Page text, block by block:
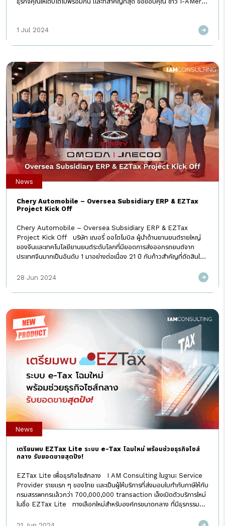
ให้บรรลุเป้าหมาย…. A Journey of Togetherness! “ก้าวไปด้วยกัน ไป
#WhenIAMPromisesIAMDelivers #IAM21st #HBDIAM
#IAMEXCITE
1 Jul 2024
Chery Automobile – Oversea Subsidiary ERP & EZTax
Project Kick Off
Chery Automobile – Oversea Subsidiary ERP & EZTax
Project Kick Off บริษัท เฌอรี่ ออโตโมบิล ผู้นำด้านยานยนต์รายใหญ่
ของจีนและเทคโนโลยียานยนต์ระดับโลกที่มียอดการส่งออกรถยนต์จาก
ประเทศจีนมากเป็นอันดับ 1 มาอย่างต่อเนื่อง 21 ปี กับก้าวสำคัญที่ตัดสินใจ
จำหน่ายในประเทศและส่งออกไปยังภูมิภาคอาเซียน ออสเตรเลีย และ
ในโครงการ SAP Rollout Project – Thailand Localize
สำนักงานใหญ่ที่จีนและสาขาที่ประเทศไทยอย่างบริษัท โอโมดา แอนด์ เจคู
(ประเทศไทย) ให้เป็นไปอย่างราบรื่นทั้งในด้านการผลิต คลังสินค้า การเงิน และ
บุคลากรให้มีประสิทธิภาพ รวดเร็ว แม่นยำ พร้อมกับการทำระบบ EZTax by
I AM Consulting เพื่อออกเอกสารใบกำกับภาษีและใบเสร็จรับเงิน
อิเล็กทรอนิกส์ และจัดการภาษีอากรได้อย่างสะดวก […]
News
28 Jun 2024
เตรียมพบ EZTax Lite ระบบ e-Tax โฉมใหม่ พร้อมช่วยธุรกิจไซส์
กลาง รับยอดขายสุดปัง!
EZTax Lite เพื่อธุรกิจไซส์กลาง I AM Consulting ในฐานะ Service
Provider รายแรก ๆ ของไทย และเป็นผู้ให้บริการที่ส่งมอบใบกำกับภาษีให้กับ
กรมสรรพากรแล้วกว่า 700,000,000 transaction เล็งเปิดตัวบริการใหม่
ในชื่อ EZTax Lite ทางเลือกใหม่สำหรับองค์กรขนาดกลาง ที่มีธุรกรรม
มาตรฐานได้ สามารถติดตั้งระบบได้อย่างรวดเร็ว เพื่อให้ทันใช้ในโครงการ
News